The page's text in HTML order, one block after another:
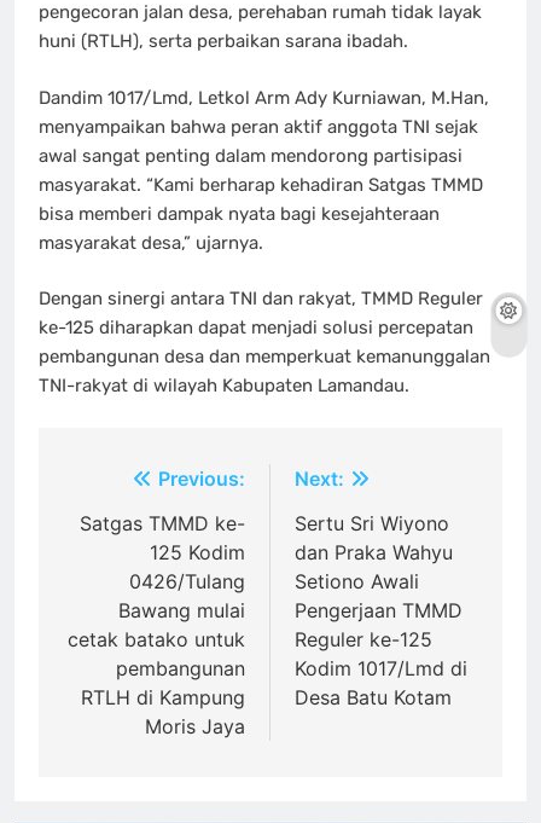
pengecoran jalan desa, perehaban rumah tidak layak
huni (RTLH), serta perbaikan sarana ibadah.
Dandim 1017/Lmd, Letkol Arm Ady Kurniawan, M.Han,
menyampaikan bahwa peran aktif anggota TNI sejak
awal sangat penting dalam mendorong partisipasi
masyarakat. “Kami berharap kehadiran Satgas TMMD
bisa memberi dampak nyata bagi kesejahteraan
masyarakat desa,” ujarnya.
Dengan sinergi antara TNI dan rakyat, TMMD Reguler
ke-125 diharapkan dapat menjadi solusi percepatan
pembangunan desa dan memperkuat kemanunggalan
TNI-rakyat di wilayah Kabupaten Lamandau.
Navigasi
pos
Previous:
Satgas TMMD ke-
125 Kodim
0426/Tulang
Bawang mulai
cetak batako untuk
pembangunan
RTLH di Kampung
Moris Jaya
Next:
Sertu Sri Wiyono
dan Praka Wahyu
Setiono Awali
Pengerjaan TMMD
Reguler ke-125
Kodim 1017/Lmd di
Desa Batu Kotam